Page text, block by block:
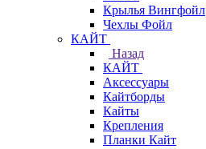
Крылья Вингфойл
Чехлы Фойл
КАЙТ
Назад
КАЙТ
Аксессуары
Кайтборды
Кайты
Крепления
Планки Кайт